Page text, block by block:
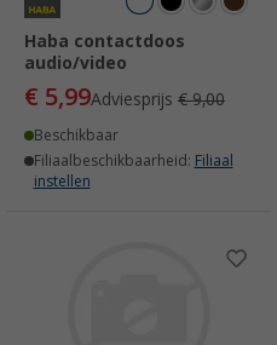
Haba contactdoos
audio/video
€ 5,99Adviesprijs € 9,00
Beschikbaar
Filiaalbeschikbaarheid: Filiaal
instellen